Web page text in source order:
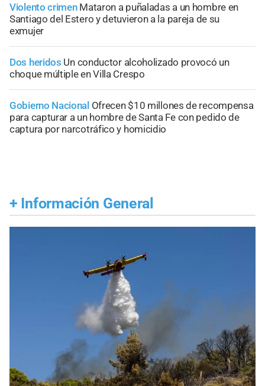
Violento crimen Mataron a puñaladas a un hombre en
Santiago del Estero y detuvieron a la pareja de su
exmujer
Dos heridos Un conductor alcoholizado provocó un
choque múltiple en Villa Crespo
Gobierno Nacional Ofrecen $10 millones de recompensa
para capturar a un hombre de Santa Fe con pedido de
captura por narcotráfico y homicidio
+ Información General